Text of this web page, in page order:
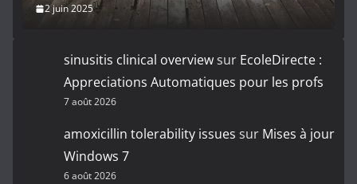
2 juin 2025
sinusitis clinical overviewsur EcoleDirecte :
Appreciations Automatiques pour les profs
7 août 2026
amoxicillin tolerability issues sur Mises à jour
Windows 7
6 août 2026